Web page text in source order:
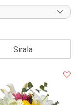
Sırala